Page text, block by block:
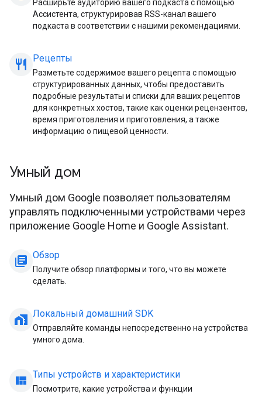
Расширьте аудиторию вашего подкаста с помощью
Ассистента, структурировав RSS-канал вашего
подкаста в соответствии с нашими рекомендациями.
restaurant_meal
Рецепты
Разметьте содержимое вашего рецепта с помощью
структурированных данных, чтобы предоставить
подробные результаты и списки для ваших рецептов
для конкретных хостов, такие как оценки рецензентов,
время приготовления и приготовления, а также
информацию о пищевой ценности.
Умный дом
Умный дом Google позволяет пользователям
управлять подключенными устройствами через
приложение Google Home и Google Assistant.
library_books Обзор
Получите обзор платформы и того, что вы можете
сделать.
home_work Локальный домашний SDK
Отправляйте команды непосредственно на устройства
умного дома.
view_quilt Типы устройств и характеристики
Посмотрите, какие устройства и функции